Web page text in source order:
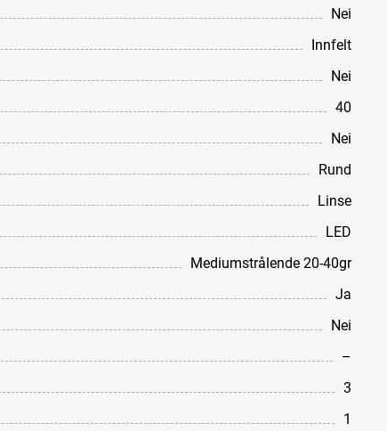
Nei
Innfelt
Nei
40
Nei
Rund
Linse
LED
Mediumstrålende 20-40gr
Ja
Nei
–
3
1